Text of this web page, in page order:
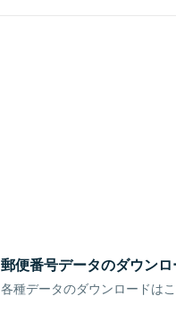
郵便番号データのダウンロ
各種データのダウンロードは